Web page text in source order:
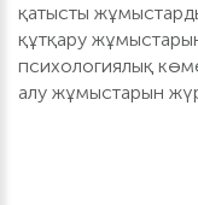
қатысты
құтқару
психологиялық
алу жұмыстарын